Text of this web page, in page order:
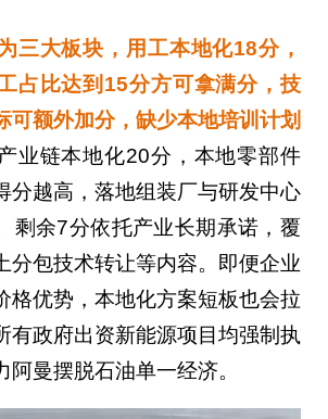
三大板块，用工本地化18分，
占比达到15分方可拿满分，技
可额外加分，缺少本地培训计划
业链本地化20分，本地零部件
分越高，落地组装厂与研发中心
剩余7分依托产业长期承诺，覆
分包技术转让等内容。即便企业
格优势，本地化方案短板也会拉
有政府出资新能源项目均强制执
阿曼摆脱石油单一经济。